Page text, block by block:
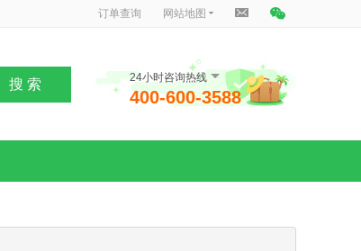
订单查询 网站地图
搜 索 24小时咨询热线
400-600-3588